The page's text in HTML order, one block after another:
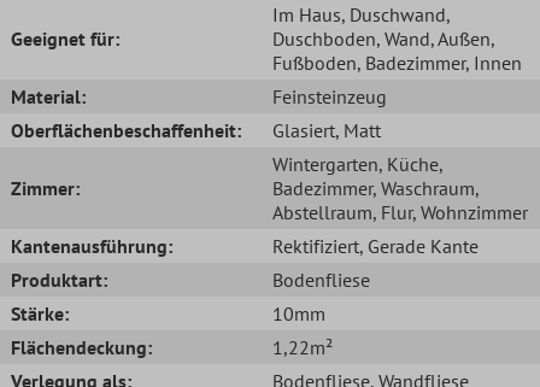
Geeignet für:
Im Haus, Duschwand,
Duschboden, Wand, Außen,
Fußboden, Badezimmer, Innen
Material:
Feinsteinzeug
Oberflächenbeschaffenheit:
Glasiert, Matt
Zimmer:
Wintergarten, Küche,
Badezimmer, Waschraum,
Abstellraum, Flur, Wohnzimmer
Kantenausführung:
Rektifiziert, Gerade Kante
Produktart:
Bodenfliese
Stärke:
10mm
Flächendeckung:
1,22m²
Verlegung als:
Bodenfliese, Wandfliese